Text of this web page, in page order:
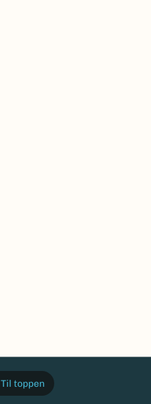
Til toppen